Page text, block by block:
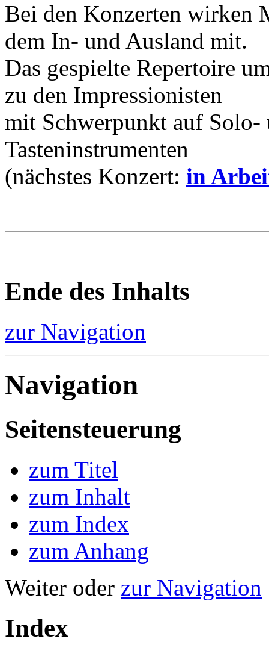
Bei den Konzerten wirken
dem In- und Ausland mit.
Das gespielte Repertoire
zu den Impressionisten
mit Schwerpunkt auf
Tasteninstrumenten
(nächstes Konzert: in
Ende des Inhalts
zur Navigation
Navigation
Seitensteuerung
zum Titel
zum Inhalt
zum Index
zum Anhang
Weiter oder zur Navigation
Index